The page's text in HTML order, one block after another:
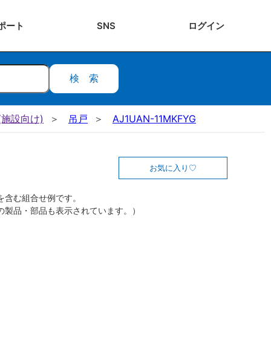
ート SNS ログイン
検索
設向け) 吊戸 AJ1UAN-11MKFYG
お気に入り
む組合せ例です。
製品・部品も表示されています。）